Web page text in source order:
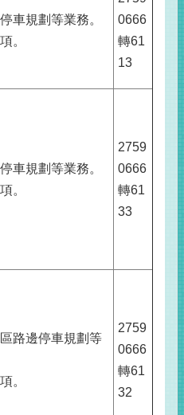
車規劃等業務。
。
0666
轉61
13
車規劃等業務。
。
2759
0666
轉61
33
路邊停車規劃等
。
2759
0666
轉61
32